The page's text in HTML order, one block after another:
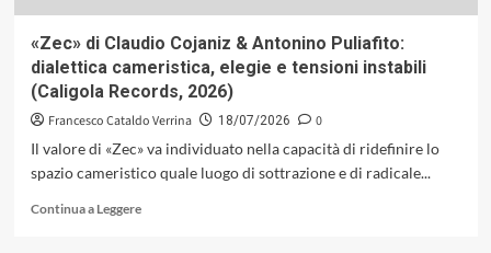
Jazz,
14
luglio
2026.
tutto
oro
che
«Zec» di Claudio Cojaniz & Antonino Puliafito:
dialettica cameristica, elegie e tensioni instabili
(Caligola Records, 2026)
Francesco Cataldo Verrina 18/07/2026
0
Il valore di «Zec» va individuato nella capacità di ridefinire lo
spazio cameristico quale luogo di sottrazione e di radicale...
Continua a LeggereLeggi